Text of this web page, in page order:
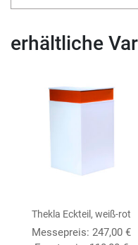
erhältliche
Thekla Eckteil, weiß-rot
Messepreis: 247,00 €